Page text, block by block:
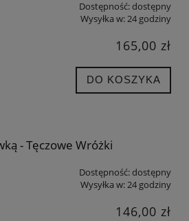
Dostępność:dostępny
Wysyłka w:24 godziny
165,00 zł
DO KOSZYKA
- Tęczowe Wróżki
Dostępność:dostępny
Wysyłka w:24 godziny
146,00 zł